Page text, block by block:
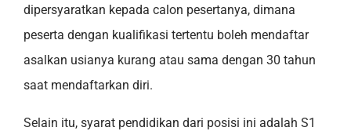
dipersyaratkan kepada calon pesertanya, dimana
peserta dengan kualifikasi tertentu boleh mendaftar
asalkan usianya kurang atau sama dengan 30 tahun
saat mendaftarkan diri.
Selain itu, syarat pendidikan dari posisi ini adalah S1